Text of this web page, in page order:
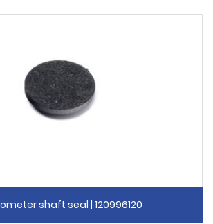
shaft seal | 120996120